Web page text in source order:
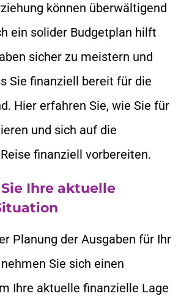
können überwältigend
ein solider Budgetplan hilft
sicher zu meistern und
Sie finanziell bereit für die
Hier erfahren Sie, wie Sie für
und sich auf die
finanziell vorbereiten.
Ihre aktuelle
Planung der Ausgaben für Ihr
Sie sich einen
Ihre aktuelle finanzielle Lage